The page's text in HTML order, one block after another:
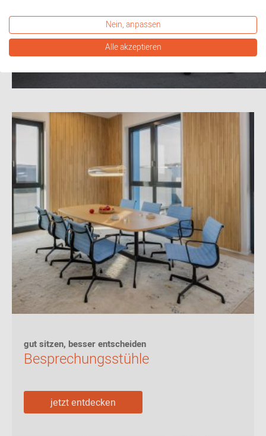
gut sitzen, besser entscheiden
Besprechungsstühle
jetzt entdecken
Nein, anpassen
Alle akzeptieren